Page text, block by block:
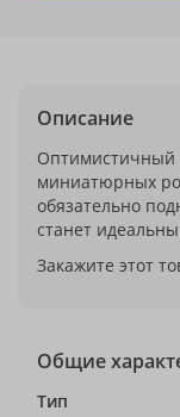
Описание
Оптимистичный
миниатюрных
обязательно
станет
Закажите этот
Общие
Тип